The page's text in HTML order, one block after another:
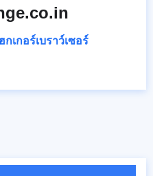
กเกอร์เบราว์เซอร์